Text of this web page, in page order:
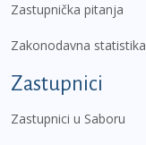
Zastupnička pitanja
Zakonodavna statistika
Zastupnici
Zastupnici u Saboru